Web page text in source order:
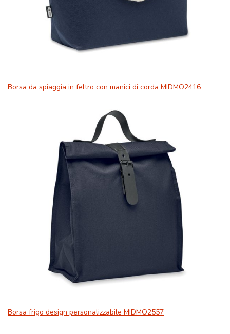
Borsa da spiaggia in feltro con manici di corda MIDMO2416
Borsa frigo design personalizzabile MIDMO2557